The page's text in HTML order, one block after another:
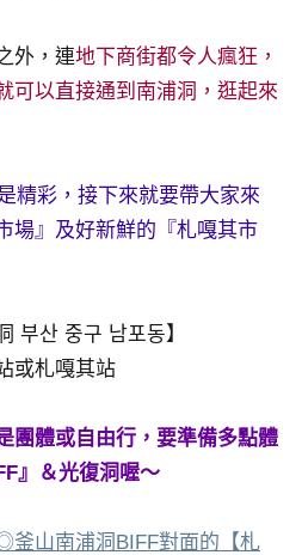
外，連地下商街都令人瘋狂，
可以直接通到南浦洞，逛起來
精彩，接下來就要帶大家來
場』及好新鮮的『札嘎其市
부산 중구 남포동】
或札嘎其站
團體或自由行，要準備多點體
』＆光復洞喔～
釜山南浦洞BIFF對面的【札